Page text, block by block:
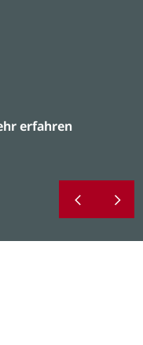
erfahren